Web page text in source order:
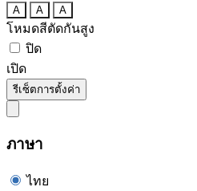
A A A
โหมดสีตัดกันสูง
ปิด
เปิด
รีเซ็ตการตั้งค่า
ภาษา
ไทย